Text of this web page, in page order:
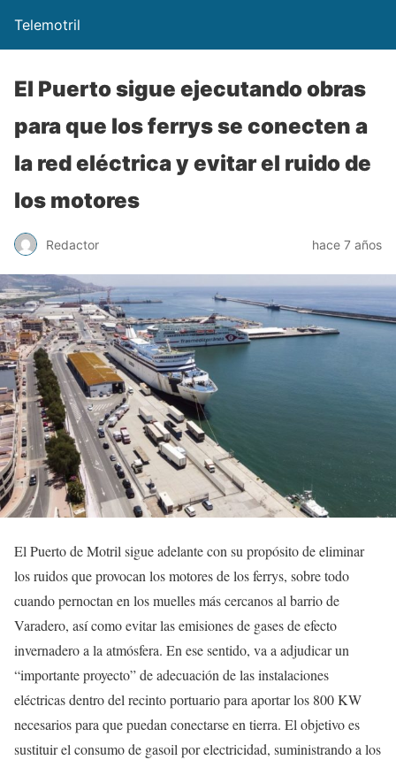
Telemotril
El Puerto sigue ejecutando obras
para que los ferrys se conecten a
la red eléctrica y evitar el ruido de
los motores
Redactor hace 7 años
El Puerto de Motril sigue adelante con su propósito de eliminar
los ruidos que provocan los motores de los ferrys, sobre todo
cuando pernoctan en los muelles más cercanos al barrio de
Varadero, así como evitar las emisiones de gases de efecto
invernadero a la atmósfera. En ese sentido, va a adjudicar un
“importante proyecto” de adecuación de las instalaciones
eléctricas dentro del recinto portuario para aportar los 800 KW
necesarios para que puedan conectarse en tierra. El objetivo es
sustituir el consumo de gasoil por electricidad, suministrando a los